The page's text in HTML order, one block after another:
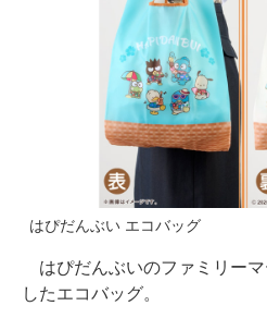
はぴだんぶい エコバッグ
はぴだんぶいのファミリーマ
したエコバッグ。